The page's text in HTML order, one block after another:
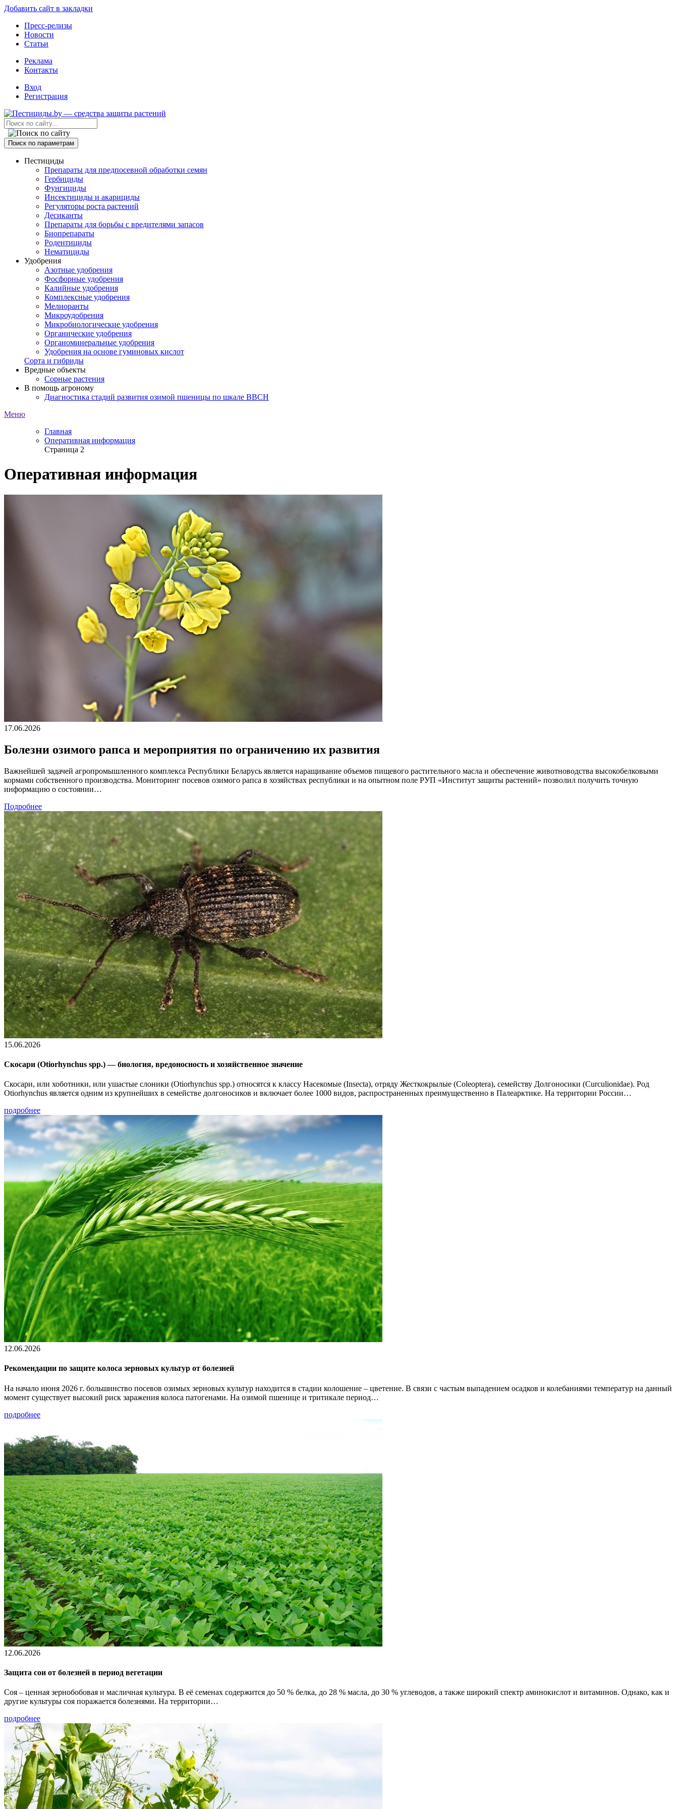
Добавить сайт в закладки
Пресс-релизы
Новости
Статьи
Реклама
Контакты
Вход
Регистрация
Поиск по параметрам
Пестициды
Препараты для предпосевной обработки семян
Гербициды
Фунгициды
Инсектициды и акарициды
Регуляторы роста растений
Десиканты
Препараты для борьбы с вредителями запасов
Биопрепараты
Родентициды
Нематициды
Удобрения
Азотные удобрения
Фосфорные удобрения
Калийные удобрения
Комплексные удобрения
Мелиоранты
Микроудобрения
Микробиологические удобрения
Органические удобрения
Органоминеральные удобрения
Удобрения на основе гуминовых кислот
Сорта и гибриды
Вредные объекты
Сорные растения
В помощь агроному
Диагностика стадий развития озимой пшеницы по шкале ВВСН
Меню
Главная
Оперативная информация
Страница 2
Оперативная информация
17.06.2026
Болезни озимого рапса и мероприятия по ограничению их развития
Важнейшей задачей агропромышленного комплекса Республики Беларусь является наращивание объемов пищевого растительного масла и обеспечение животноводства высокобелковыми
кормами собственного производства. Мониторинг посевов озимого рапса в хозяйствах республики и на опытном поле РУП «Институт защиты растений» позволил получить точную
информацию о состоянии…
Подробнее
15.06.2026
Скосари (Otiorhynchus spp.) — биология, вредоносность и хозяйственное значение
Скосари, или хоботники, или ушастые слоники (Otiorhynchus spp.) относятся к классу Насекомые (Insecta), отряду Жесткокрылые (Coleoptera), семейству Долгоносики (Curculionidae). Род
Otiorhynchus является одним из крупнейших в семействе долгоносиков и включает более 1000 видов, распространенных преимущественно в Палеарктике. На территории России…
подробнее
12.06.2026
Рекомендации по защите колоса зерновых культур от болезней
На начало июня 2026 г. большинство посевов озимых зерновых культур находится в стадии колошение – цветение. В связи с частым выпадением осадков и колебаниями температур на данный
момент существует высокий риск заражения колоса патогенами. На озимой пшенице и тритикале период…
подробнее
12.06.2026
Защита сои от болезней в период вегетации
Соя – ценная зернобобовая и масличная культура. В её семенах содержится до 50 % белка, до 28 % масла, до 30 % углеводов, а также широкий спектр аминокислот и витаминов. Однако, как и
другие культуры соя поражается болезнями. На территории…
подробнее